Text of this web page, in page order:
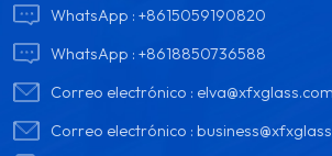
WhatsApp :+8615059190820
WhatsApp :+8618850736588
Correo electrónico : elva@xfxglass.com
Correo electrónico :